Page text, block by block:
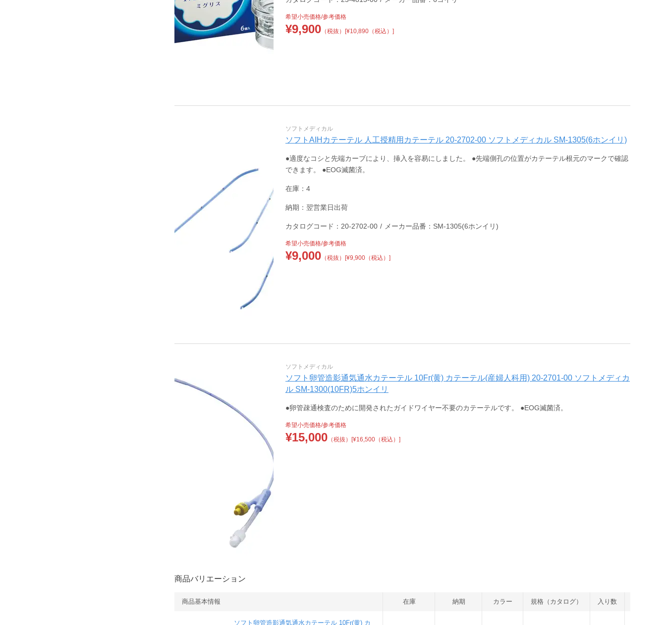
希望小売価格/参考価格
¥9,900 （税抜） [¥10,890（税込）]
ソフトメディカル
ソフトAIHカテーテル 人工授精用カテーテル 20-2702-00 ソフトメディカル SM-1305(6ホンイリ)
●適度なコシと先端カーブにより、挿入を容易にしました。 ●先端側孔の位置がカテーテル根元のマークで確認
できます。 ●EOG滅菌済。
在庫：4
納期：翌営業日出荷
カタログコード：20-2702-00 / メーカー品番：SM-1305(6ホンイリ)
希望小売価格/参考価格
¥9,000 （税抜） [¥9,900（税込）]
ソフトメディカル
ソフト卵管造影通気通水カテーテル 10Fr(黄) カテーテル(産婦人科用) 20-2701-00 ソフトメディカ
ル SM-1300(10FR)5ホンイリ
●卵管疎通検査のために開発されたガイドワイヤー不要のカテーテルです。 ●EOG滅菌済。
希望小売価格/参考価格
¥15,000 （税抜） [¥16,500（税込）]
商品バリエーション
商品基本情報 在庫 納期 カラー 規格（カタログ） 入り数
ソフト卵管造影通気通水カテーテル 10Fr(黄) カ